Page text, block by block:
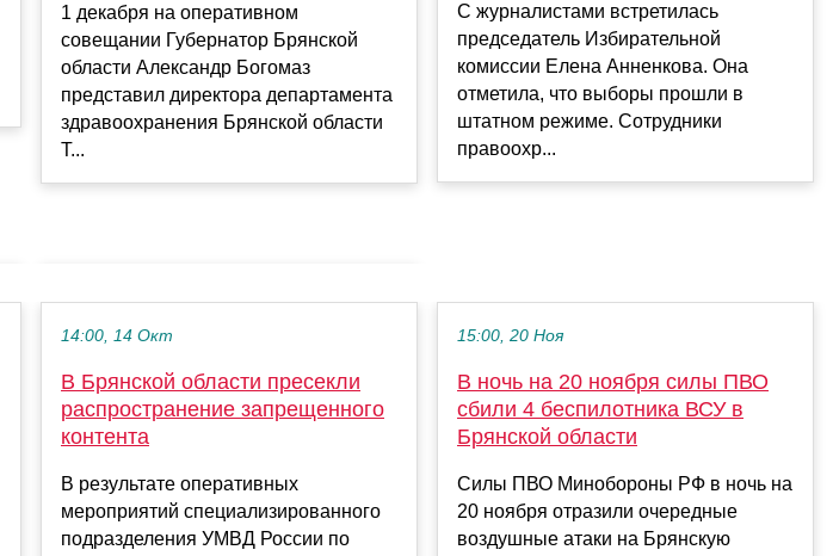
1 декабря на оперативном
совещании Губернатор Брянской
области Александр Богомаз
представил директора департамента
здравоохранения Брянской области
Т...
С журналистами встретилась
председатель Избирательной
комиссии Елена Анненкова. Она
отметила, что выборы прошли в
штатном режиме. Сотрудники
правоохр...
14:00, 14 Окт
В Брянской области пресекли
распространение запрещенного
контента
В результате оперативных
мероприятий специализированного
подразделения УМВД России по
15:00, 20 Ноя
В ночь на 20 ноября силы ПВО
сбили 4 беспилотника ВСУ в
Брянской области
Силы ПВО Минобороны РФ в ночь на
20 ноября отразили очередные
воздушные атаки на Брянскую